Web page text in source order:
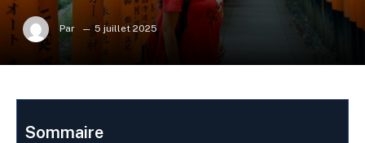
Par 5 juillet 2025
Sommaire